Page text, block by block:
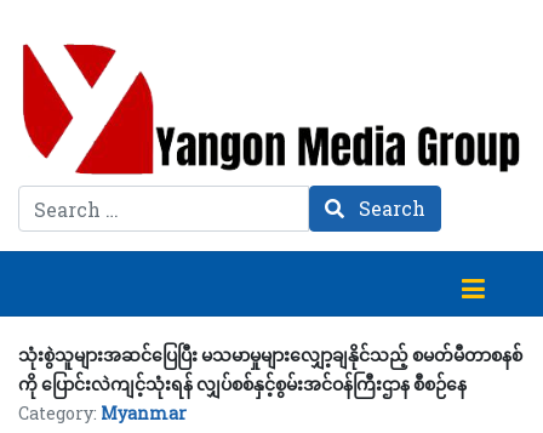
Search Search
သုံးစွဲသူများအဆင်ပြေပြီး မသမာမှုများလျှော့ချနိုင်သည့် စမတ်မီတာစနစ်
ကို ပြောင်းလဲကျင့်သုံးရန် လျှပ်စစ်နှင့်စွမ်းအင်ဝန်ကြီးဌာန စီစဉ်နေ
Category: Myanmar